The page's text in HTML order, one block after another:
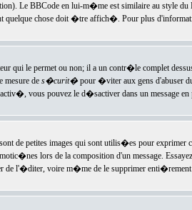
Le BBCode en lui-m�me est similaire au style
chose doit �tre affich�. Pour plus
qui le permet ou non; il a un contr�le complet
mesure de s�curit�pour �viter aux gens d'abuser
vous pouvez le d�sactiver dans un message en
de petites images qui sont utilis�es pour exprimer
lors de la composition d'un message.
de l'�diter, voire m�me de le supprimer